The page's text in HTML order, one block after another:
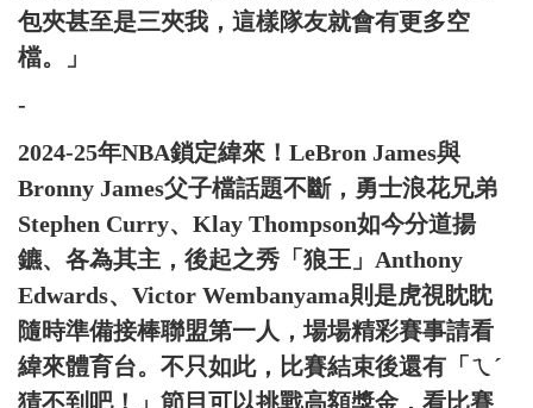
包夾甚至是三夾我，這樣隊友就會有更多空
檔。」
-
2024-25年NBA鎖定緯來！LeBron James與
Bronny James父子檔話題不斷，勇士浪花兄弟
Stephen Curry、Klay Thompson如今分道揚
鑣、各為其主，後起之秀「狼王」Anthony
Edwards、Victor Wembanyama則是虎視眈眈
隨時準備接棒聯盟第一人，場場精彩賽事請看
緯來體育台。不只如此，比賽結束後還有「ㄟˊ
猜不到吧！」節目可以挑戰高額獎金，看比賽